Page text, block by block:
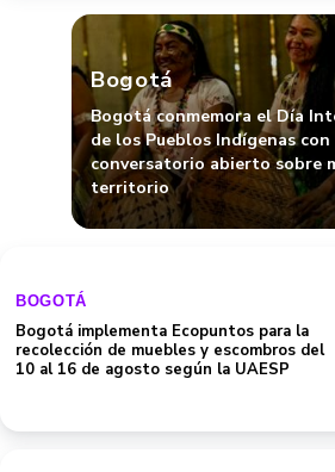
Bogotá
Bogotá conmemora el Día
de los Pueblos Indígenas con
conversatorio abierto sobre
territorio
recolección de muebles y escombros del
10 al 16 de agosto según la UAESP
NACIÓN